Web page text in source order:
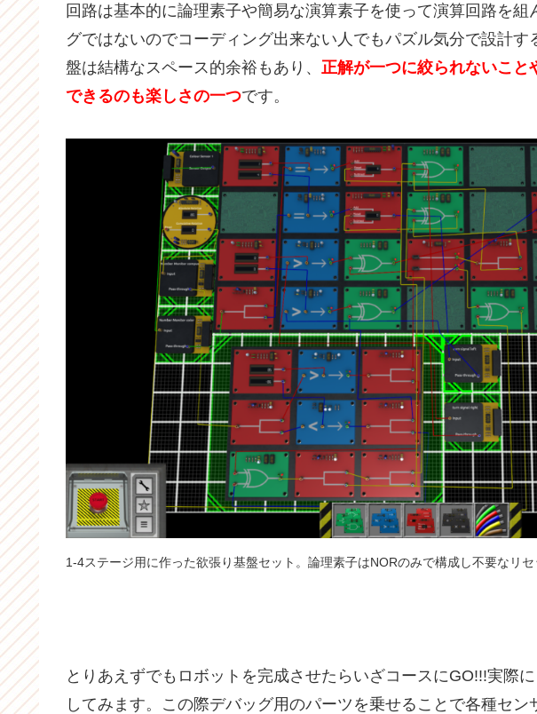
回路は基本的に論理素子や簡易な演算素子を使って演算回路を
グではないのでコーディング出来ない人でもパズル気分で設計
盤は結構なスペース的余裕もあり、 正解が一つに絞られないこ
できるのも楽しさの一つです。
1-4ステージ用に作った欲張り基盤セット。論理素子はNORのみで構成し不要なリ
とりあえずでもロボットを完成させたらいざコースにGO!!!実際
してみます。この際デバッグ用のパーツを乗せることで各種セ